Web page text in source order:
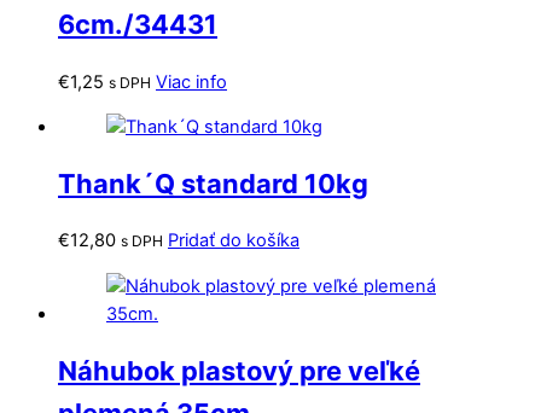
6cm./34431
€1,25 s DPH Viac info
Thank´Q standard 10kg
€12,80 s DPH Pridať do košíka
Náhubok plastový pre veľké